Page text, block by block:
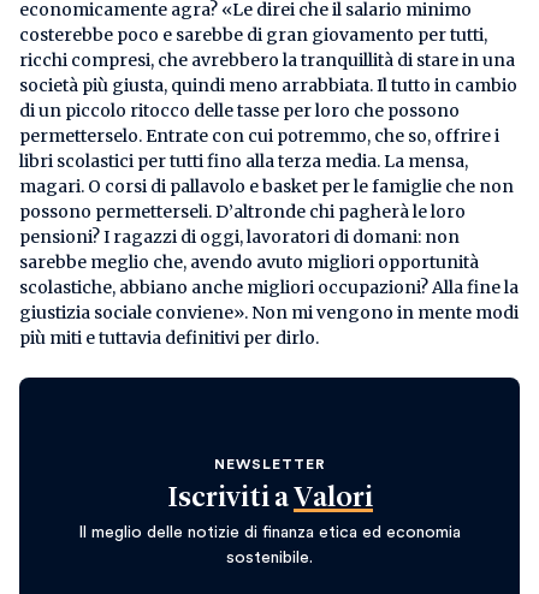
economicamente agra? «Le direi che il salario minimo
costerebbe poco e sarebbe di gran giovamento per tutti,
ricchi compresi, che avrebbero la tranquillità di stare in una
società più giusta, quindi meno arrabbiata. Il tutto in cambio
di un piccolo ritocco delle tasse per loro che possono
permetterselo. Entrate con cui potremmo, che so, offrire i
libri scolastici per tutti fino alla terza media. La mensa,
magari. O corsi di pallavolo e basket per le famiglie che non
possono permetterseli. D’altronde chi pagherà le loro
pensioni? I ragazzi di oggi, lavoratori di domani: non
sarebbe meglio che, avendo avuto migliori opportunità
scolastiche, abbiano anche migliori occupazioni? Alla fine la
giustizia sociale conviene». Non mi vengono in mente modi
più miti e tuttavia definitivi per dirlo.
NEWSLETTER
Iscriviti a Valori
Il meglio delle notizie di finanza etica ed economia
sostenibile.